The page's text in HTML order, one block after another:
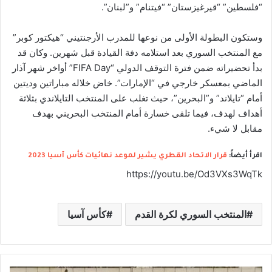
“فلسطين” “قيرغيزستان” “فيتنام” و”لبنان”.
وستكون البطولة الأولى من نوعها للمدرب الأرجنتيني “هيكتور كوبر”
مع المنتخب السوري بعد استلامه دفة القيادة قبل شهرين. وكان قد
بدأ تحضيراته ضمن فترة التوقف الدولي “FIFA Day” أواخر شهر آذار
الماضي بمعسكر خارجي في “الإمارات”. خاض خلاله مباراتين وديتين
أمام “تايلاند” و”البحرين”، حيث تغلب على المنتخب التايلاندي بثلاثة
أهداف لهدف، فيما تلقى خسارة أمام المنتخب البحريني بهدف
مقابل لا شيء.
اقرأ أيضاً: قرار الاتحاد القطري يشير لموعد نهائيات كأس آسيا 2023
https://youtu.be/Od3VXs3WqTk
المنتخب السوري لكرة القدم كأس آسيا